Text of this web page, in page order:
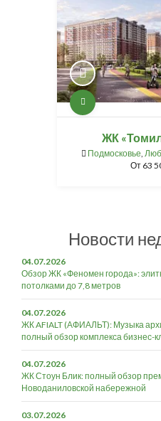
ЖК
Подмосковье,
От 63
Новости
04.07.2026
Обзор ЖК «Феномен города»:
потолками до 7,8 метров
04.07.2026
ЖК AFIALT (АФИАЛЬТ): Музыка
полный обзор комплекса бизнес-
04.07.2026
ЖК Стоун Блик: полный обзор
Новоданиловской набережной
03.07.2026